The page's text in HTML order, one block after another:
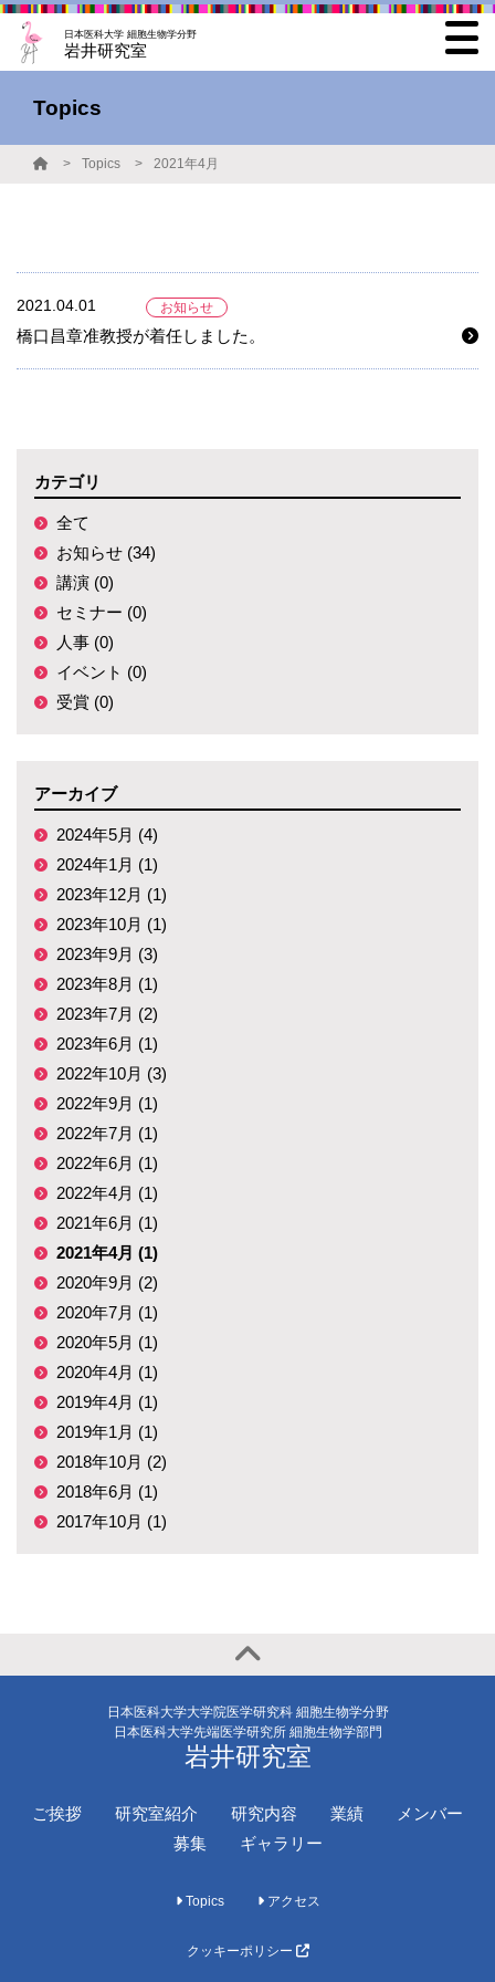
日本医科大学 細胞生物学分野
岩井研究室
Topics
Topics 2021年4月
2021.04.01 お知らせ
橋口昌章准教授が着任しました。
カテゴリ
全て
お知らせ (34)
講演 (0)
セミナー (0)
人事 (0)
イベント (0)
受賞 (0)
アーカイブ
2024年5月 (4)
2024年1月 (1)
2023年12月 (1)
2023年10月 (1)
2023年9月 (3)
2023年8月 (1)
2023年7月 (2)
2023年6月 (1)
2022年10月 (3)
2022年9月 (1)
2022年7月 (1)
2022年6月 (1)
2022年4月 (1)
2021年6月 (1)
2021年4月 (1)
2020年9月 (2)
2020年7月 (1)
2020年5月 (1)
2020年4月 (1)
2019年4月 (1)
2019年1月 (1)
2018年10月 (2)
2018年6月 (1)
2017年10月 (1)
日本医科大学大学院医学研究科 細胞生物学分野
日本医科大学先端医学研究所 細胞生物学部門
岩井研究室
ご挨拶 研究室紹介 研究内容 業績
メンバー
募集
ギャラリー
Topics アクセス
クッキーポリシー